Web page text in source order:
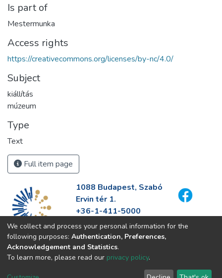
Is part of
Mestermunka
Access rights
https://creativecommons.org/licenses/by-nc/4.0/
Subject
kiállítás
múzeum
Type
Text
Full item page
1088 Budapest, Szabó
Ervin tér 1.
+36-1-411-5000
info@fszek.hu
https://fszek.hu
We collect and process your personal information for the
following purposes: Authentication, Preferences,
Acknowledgement and Statistics.
To learn more, please read our privacy policy.